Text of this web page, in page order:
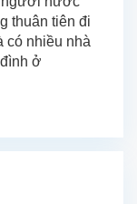
thuân tiên đi
có nhiều nhà
ở